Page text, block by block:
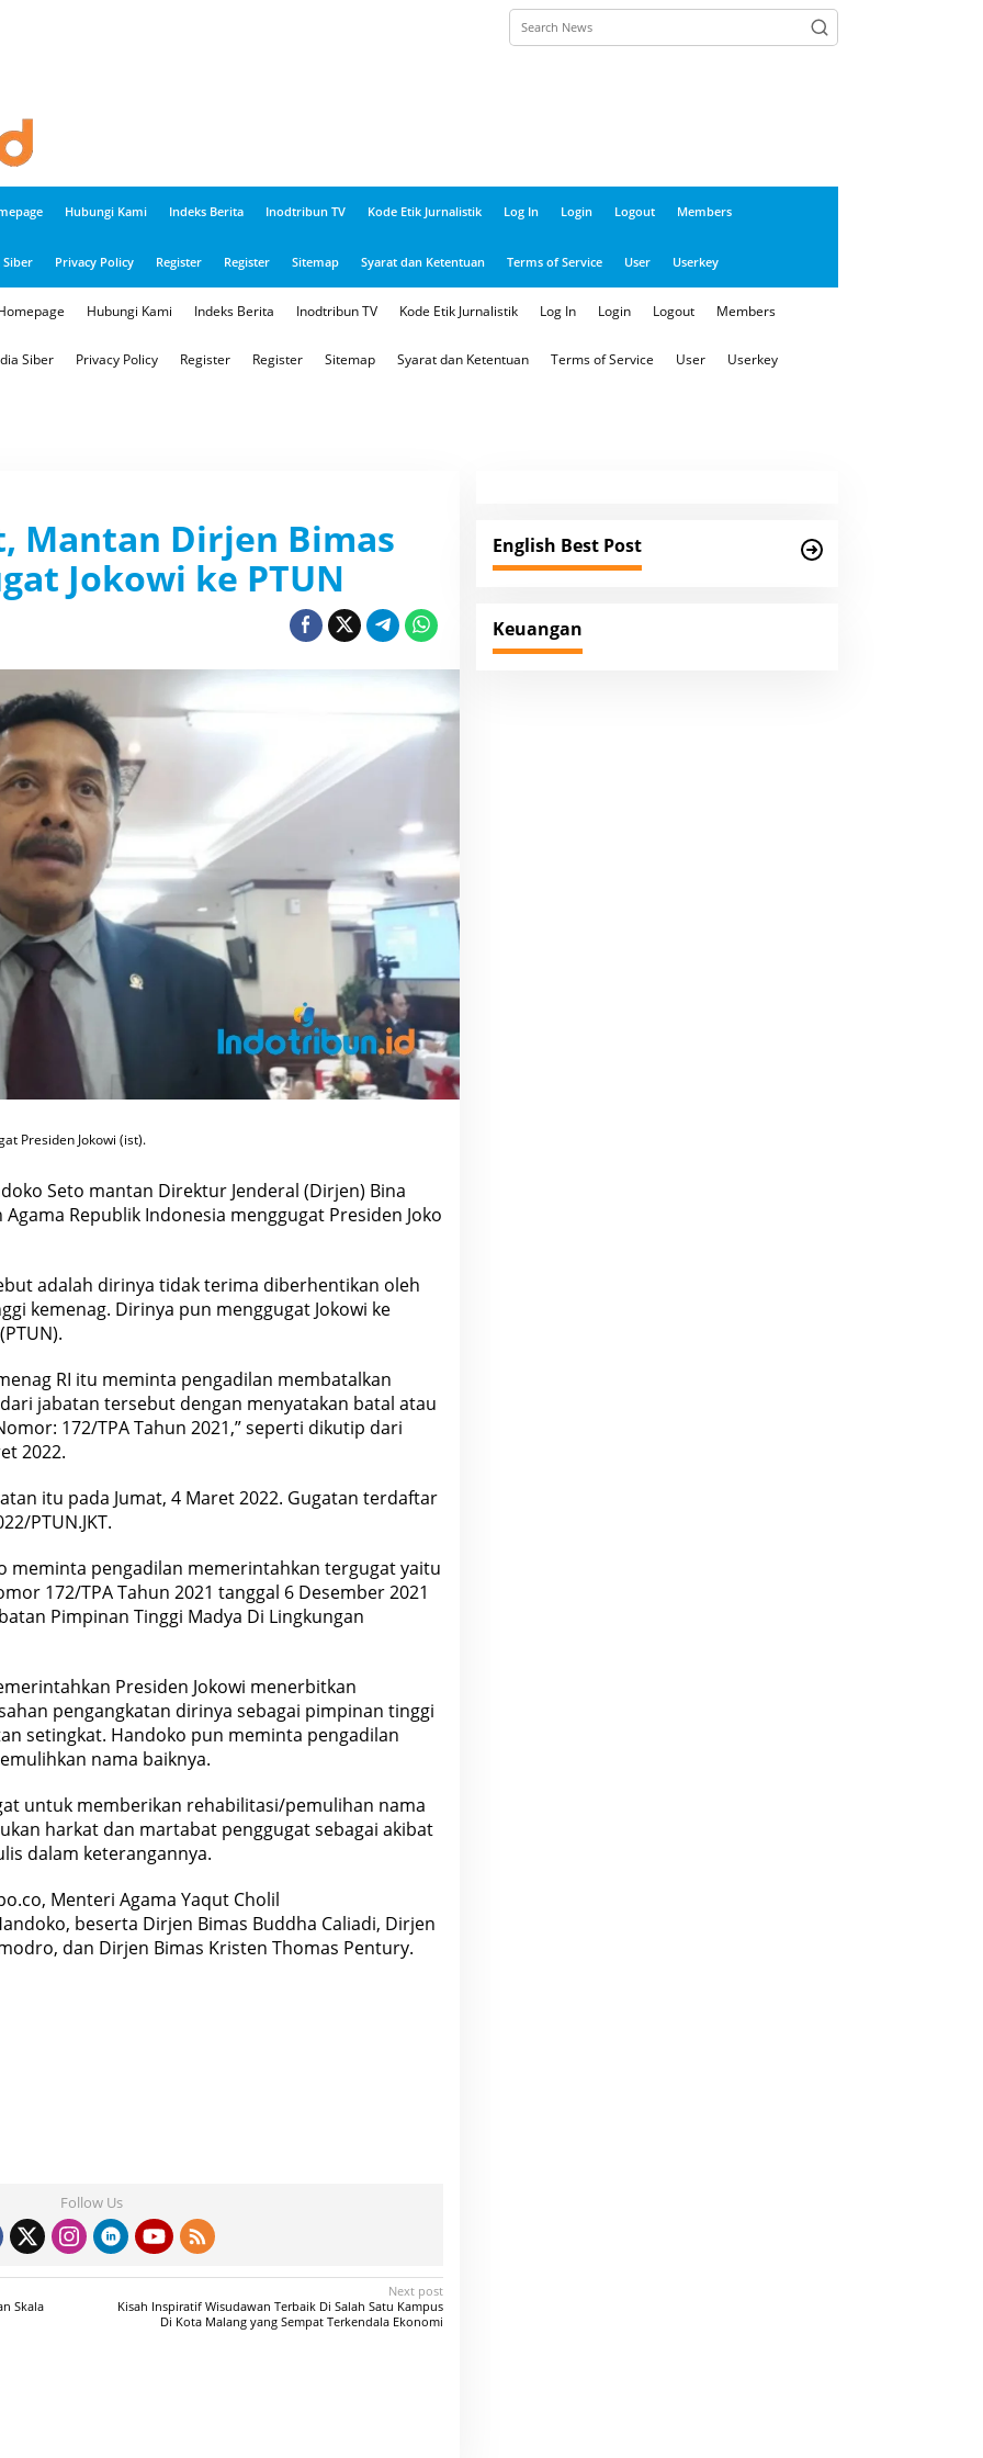
Hubungi Kami Indeks Berita Inodtribun TV Kode Etik Jurnalistik Log In Login Logout Members
Siber Privacy Policy Register Register Sitemap Syarat dan Ketentuan Terms of Service User Userkey
Hubungi Kami Indeks Berita Inodtribun TV Kode Etik Jurnalistik Log In Login Logout Members
Siber Privacy Policy Register Register Sitemap Syarat dan Ketentuan Terms of Service User Userkey
Mantan Dirjen Bimas
Jokowi ke PTUN
Presiden Jokowi (ist).
Seto mantan Direktur Jenderal (Dirjen) Bina
Republik Indonesia menggugat Presiden Joko
adalah dirinya tidak terima diberhentikan oleh
kemenag. Dirinya pun menggugat Jokowi ke
RI itu meminta pengadilan membatalkan
jabatan tersebut dengan menyatakan batal atau
172/TPATahun 2021,” seperti dikutip dari
2022.
itu pada Jumat, 4 Maret 2022. Gugatan terdaftar
PTUN.JKT.
meminta pengadilan memerintahkan tergugat yaitu
172/TPA Tahun 2021 tanggal 6 Desember 2021
Pimpinan Tinggi Madya Di Lingkungan
Presiden Jokowi menerbitkan
pengangkatan dirinya sebagai pimpinan tinggi
setingkat. Handoko pun meminta pengadilan
nama baiknya.
untuk memberikan rehabilitasi/pemulihan nama
harkat dan martabat penggugat sebagai akibat
dalam keterangannya.
Menteri Agama Yaqut Cholil
beserta Dirjen Bimas Buddha Caliadi, Dirjen
dan Dirjen Bimas Kristen Thomas Pentury.
Follow Us
Skala
Next post
Kisah Inspiratif Wisudawan Terbaik Di Salah Satu Kampus
Di Kota Malang yang Sempat Terkendala Ekonomi
English Best Post
Keuangan